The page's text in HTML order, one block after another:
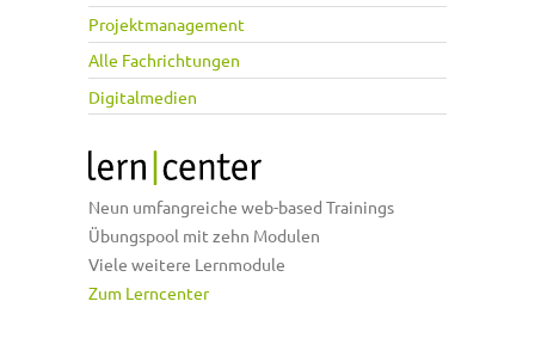
Projektmanagement
Alle Fachrichtungen
Digitalmedien
Neun umfangreiche web-based Trainings
Übungspool mit zehn Modulen
Viele weitere Lernmodule
Zum Lerncenter